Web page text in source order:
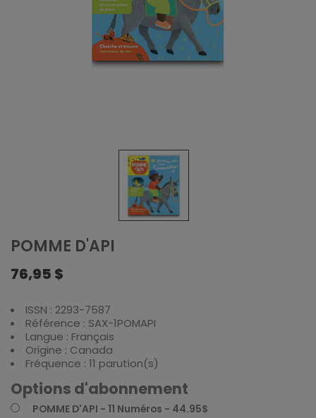
POMME D'API
76,95 $
ISSN : 2293-7587
Référence : SAX-1POMAPI
Langue : Français
Origine : Canada
Fréquence : 11 parution(s)
Options d'abonnement
POMME D'API - 11 Numéros - 44.95$